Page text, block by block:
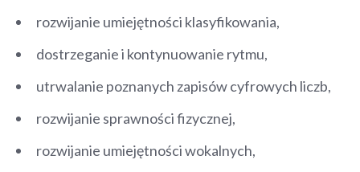
rozwijanie umiejętności klasyfikowania,
dostrzeganie i kontynuowanie rytmu,
utrwalanie poznanych zapisów cyfrowych liczb,
rozwijanie sprawności fizycznej,
rozwijanie umiejętności wokalnych,